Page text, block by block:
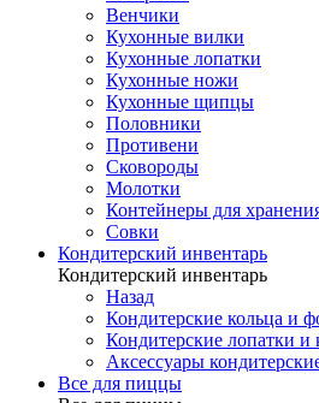
Венчики
Кухонные вилки
Кухонные лопатки
Кухонные ножи
Кухонные щипцы
Половники
Противени
Сковороды
Молотки
Контейнеры для
Совки
Кондитерский инвентарь
Кондитерский инвентарь
Назад
Кондитерские кольца и
Кондитерские лопатки и
Аксессуары
Все для пиццы